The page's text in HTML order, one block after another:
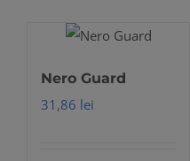
Nero Guard
31,86 lei